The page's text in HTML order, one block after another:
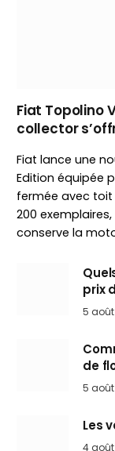
Fiat Topolino
collector
Fiat lance une
Edition équipée
fermée avec toit
200 exemplaires,
conserve la
prix
5
de
5
Les
4